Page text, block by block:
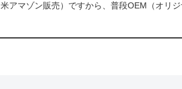
米アマゾン販売）ですから、普段OEM（オリジ